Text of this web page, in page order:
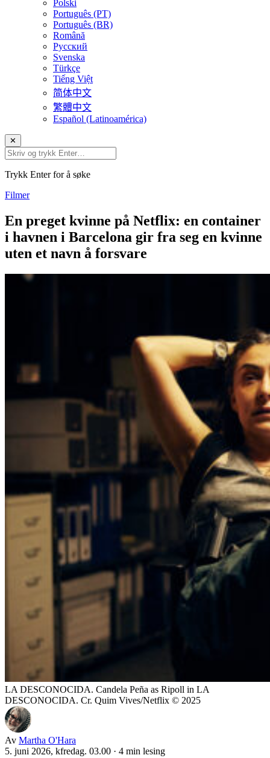
Polski
Português (PT)
Português (BR)
Română
Русский
Svenska
Türkçe
Tiếng Việt
简体中文
繁體中文
Español (Latinoamérica)
✕
Trykk Enter for å søke
Filmer
En preget kvinne på Netflix: en container
i havnen i Barcelona gir fra seg en kvinne
uten et navn å forsvare
LA DESCONOCIDA. Candela Peña as Ripoll in LA
DESCONOCIDA. Cr. Quim Vives/Netflix © 2025
Av Martha O'Hara
5. juni 2026, kfredag. 03.00 · 4 min lesing